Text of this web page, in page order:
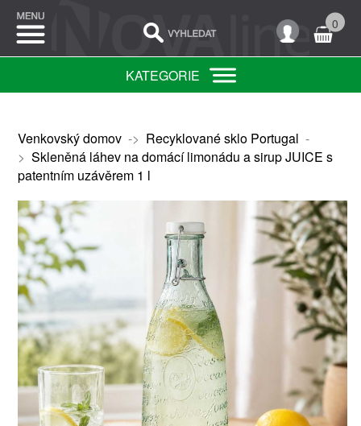
0
KATEGORIE
Venkovský domov-> Recyklované sklo Portugal -
> Skleněná láhev na domácí limonádu a sirup JUICE s
patentním uzávěrem 1 l